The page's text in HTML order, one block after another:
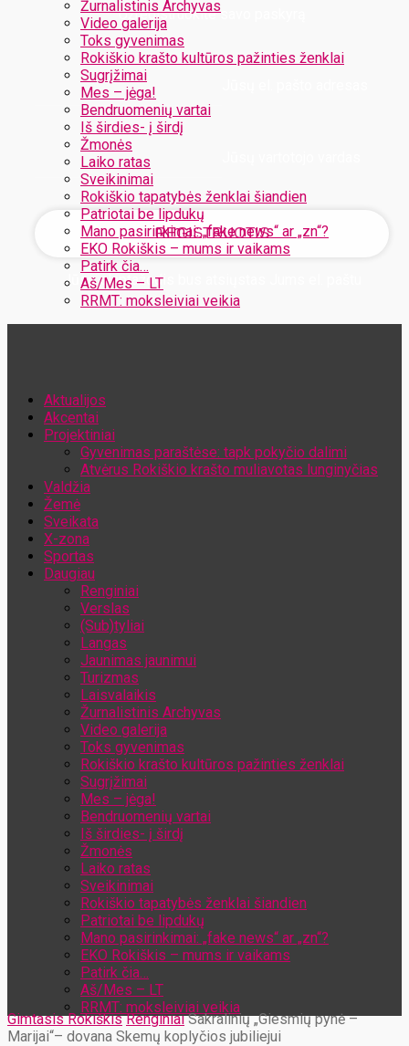
Žurnalistinis Archyvas
Video galerija
Toks gyvenimas
Rokiškio krašto kultūros pažinties ženklai
Sugrįžimai
Mes – jėga!
Bendruomenių vartai
Iš širdies- į širdį
Žmonės
Laiko ratas
Sveikinimai
Rokiškio tapatybės ženklai šiandien
Patriotai be lipdukų
Mano pasirinkimai: „fake news“ ar „zn“?
EKO Rokiškis – mums ir vaikams
Patirk čia…
Aš/Mes – LT
RRMT: moksleiviai veikia
Užregistruokite savo paskyrą
Jūsų slaptažodis bus atsiųstas Jums el. paštu
Aktualijos
Akcentai
Projektiniai
Gyvenimas paraštėse: tapk pokyčio dalimi
Atvėrus Rokiškio krašto muliavotas lunginyčias
Valdžia
Žemė
Sveikata
X-zona
Sportas
Daugiau
Renginiai
Verslas
(Sub)tyliai
Langas
Jaunimas jaunimui
Turizmas
Laisvalaikis
Žurnalistinis Archyvas
Video galerija
Toks gyvenimas
Rokiškio krašto kultūros pažinties ženklai
Sugrįžimai
Mes – jėga!
Bendruomenių vartai
Iš širdies- į širdį
Žmonės
Laiko ratas
Sveikinimai
Rokiškio tapatybės ženklai šiandien
Patriotai be lipdukų
Mano pasirinkimai: „fake news“ ar „zn“?
EKO Rokiškis – mums ir vaikams
Patirk čia…
Aš/Mes – LT
RRMT: moksleiviai veikia
Gimtasis Rokiškis Renginiai Sakralinių „Giesmių pynė –
Marijai“– dovana Skemų koplyčios jubiliejui